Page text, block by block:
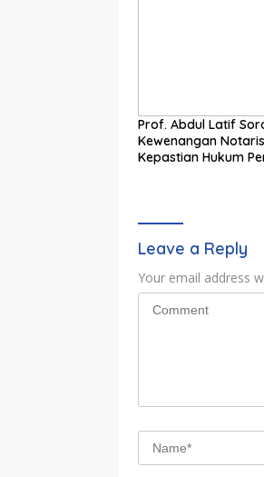
Prof. Abdul Latif
Kewenangan
Kepastian Hukum
Leave a Reply
Your email address